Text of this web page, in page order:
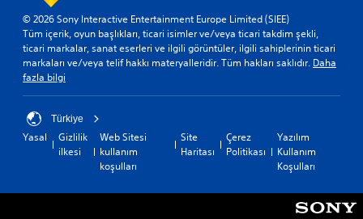
© 2026 Sony Interactive Entertainment Europe Limited (SIEE)
Tüm içerik, oyun başlıkları, ticari isimler ve/veya ticari takdim şekli,
ticari markalar, sanat eserleri ve ilgili görüntüler, ilgili sahiplerinin ticari
markaları ve/veya telif hakkı materyalleridir. Tüm hakları saklıdır. Daha
fazla bilgi
Türkiye
Yasal
Gizlilik
ilkesi
Web Sitesi
kullanım
koşulları
Site
Haritası
Çerez
Politikası
Yazılım
Kullanım
Koşulları